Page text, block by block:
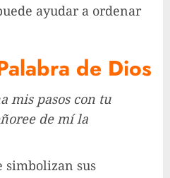
ayudar a ordenar
de Dios
mis pasos con tu
de mí la
simbolizan sus